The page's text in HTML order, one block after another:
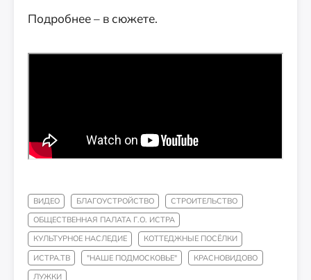
Подробнее – в сюжете.
ВИДЕО БЛАГОУСТРОЙСТВО
СТРОИТЕЛЬСТВО
ОБЩЕСТВЕННАЯ ПАЛАТА Г.О. ИСТРА
КУЛЬТУРНОЕ НАСЛЕДИЕ
КОТТЕДЖНЫЕ ПОСЁЛКИ
ИСТРА.ТВ
"НАШЕ ПОДМОСКОВЬЕ"
КРАСНОВИДОВО
ЛУЖКИ